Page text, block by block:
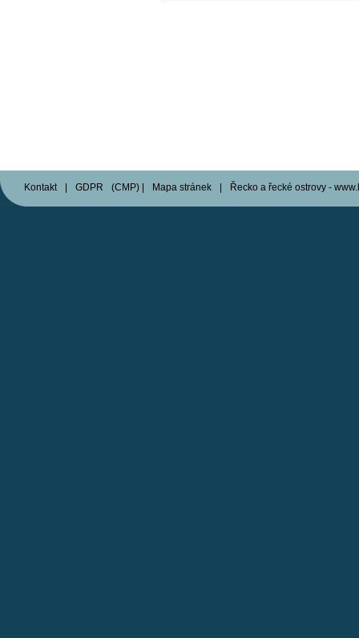
Kontakt GDPR (CMP) Mapa stránek Řecko a řecké ostrovy -